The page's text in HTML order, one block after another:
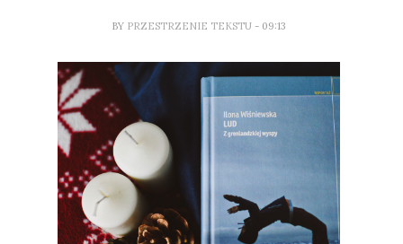
BY PRZESTRZENIE TEKSTU - 09:13